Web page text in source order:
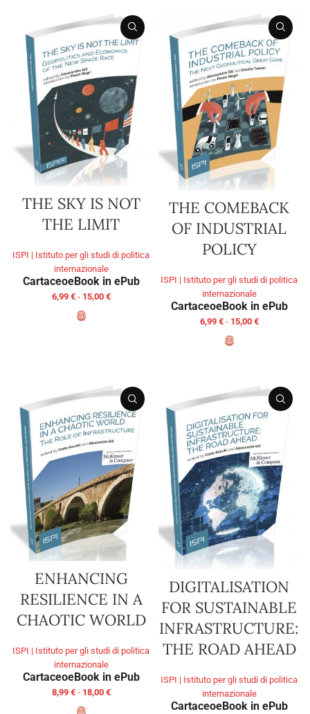
THE SKY IS NOT
THE LIMIT
ISPI | Istituto per gli studi di politica
internazionale
CartaceoeBook in ePub
6,99 € - 15,00 €
THE COMEBACK
OF INDUSTRIAL
POLICY
ISPI | Istituto per gli studi di politica
internazionale
CartaceoeBook in ePub
6,99 € - 15,00 €
ENHANCING
RESILIENCE IN A
CHAOTIC WORLD
ISPI | Istituto per gli studi di politica
internazionale
CartaceoeBook in ePub
8,99 € - 18,00 €
DIGITALISATION
FOR SUSTAINABLE
INFRASTRUCTURE:
THE ROAD AHEAD
ISPI | Istituto per gli studi di politica
internazionale
CartaceoeBook in ePub